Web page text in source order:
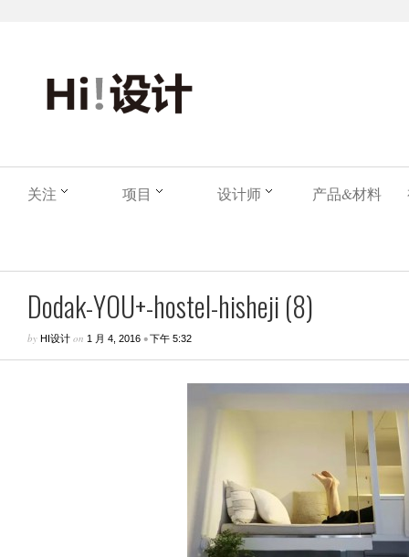
关注 项目 设计师 产品&材料
Dodak-YOU+-hostel-hisheji (8)
by HI设计 on 1 月 4, 2016 •下午 5:32